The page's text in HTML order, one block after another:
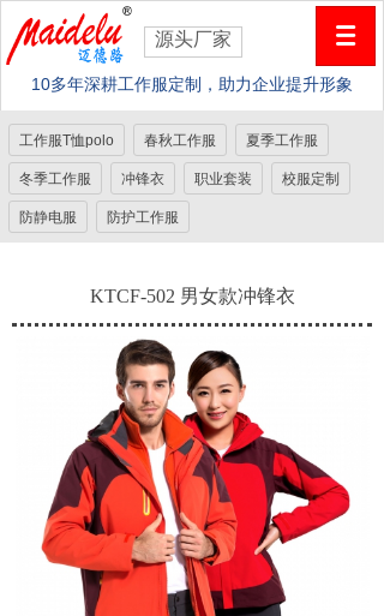
源头厂家
10多年深耕工作服定制，助力企业提升形象
工作服T恤polo 春秋工作服 夏季工作服
冬季工作服 冲锋衣 职业套装 校服定制
防静电服 防护工作服
KTCF-502 男女款冲锋衣